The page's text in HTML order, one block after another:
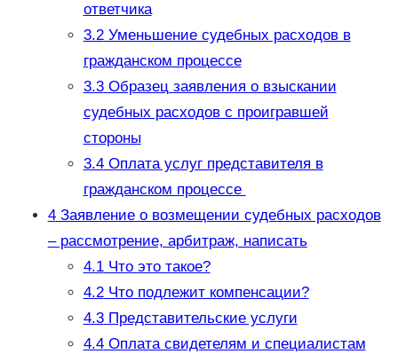
ответчика
3.2Уменьшение судебных расходов в
гражданском процессе
3.3Образец заявления о взыскании
судебных расходов с проигравшей
стороны
3.4Оплата услуг представителя в
гражданском процессе
4Заявление о возмещении судебных расходов
– рассмотрение, арбитраж, написать
4.1Что это такое?
4.2Что подлежит компенсации?
4.3Представительские услуги
4.4Оплата свидетелям и специалистам